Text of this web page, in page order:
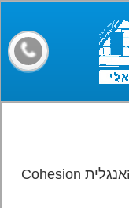
מקור המילה קוהזיה הוא מן המילה האנגלית Cohesion